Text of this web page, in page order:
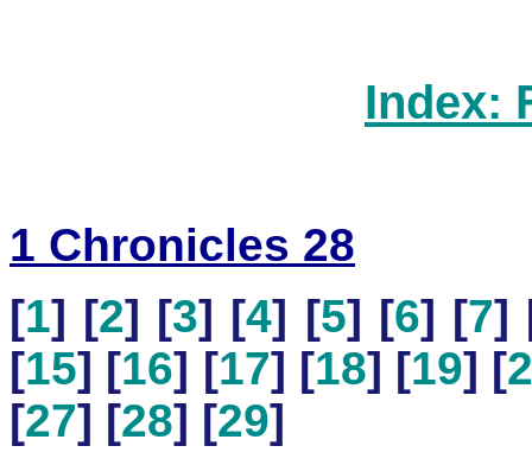
Index:
1 Chronicles 28
[1] [2] [3] [4] [5] [6] [7]
[15] [16] [17] [18] [19] [
[27] [28] [29]